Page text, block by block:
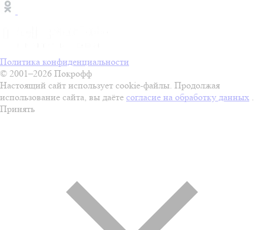
Политика конфиденциальности
© 2001–2026 Покрофф
Настоящий сайт использует cookie-файлы. Продолжая
использование сайта, вы даёте согласие на обработку данных .
Принять